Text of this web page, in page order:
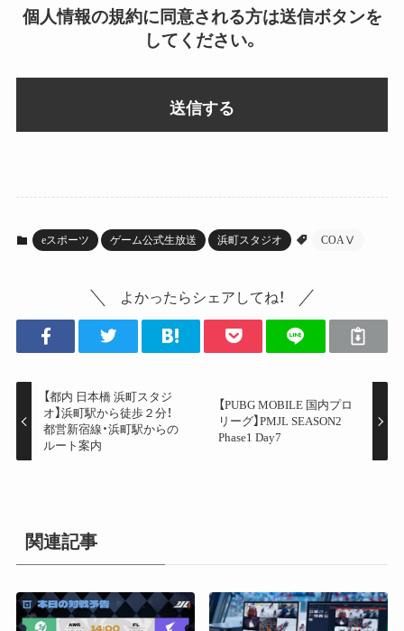
個人情報の規約に同意される方は送信ボタンを
してください。
eスポーツ ゲーム公式生放送 浜町スタジオ COAⅤ
よかったらシェアしてね！
【都内 日本橋 浜町スタジ
オ】浜町駅から徒歩２分！
都営新宿線・浜町駅からの
ルート案内
【PUBG MOBILE 国内プロ
リーグ】PMJL SEASON2
Phase1 Day7
関連記事